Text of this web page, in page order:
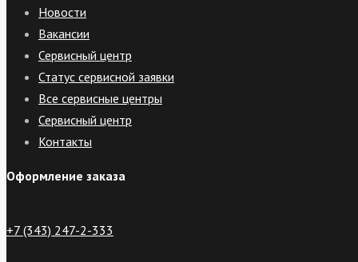
Новости
Вакансии
Сервисный центр
Статус сервисной заявки
Все сервисные центры
Сервисный центр
Контакты
Оформление заказа
+7 (343) 247-2-333